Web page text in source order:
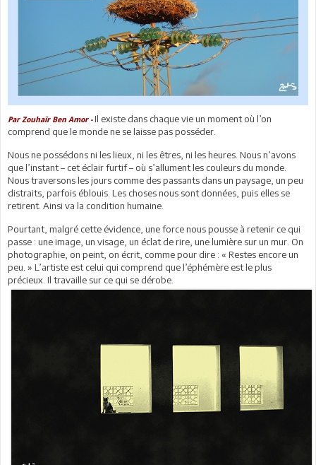
Par Zouhaïr Ben Amor -Il existe dans chaque vie un moment où l’on
comprend que le monde ne se laisse pas posséder.
Nous ne possédons ni les lieux, ni les êtres, ni les heures. Nous n’avons
que l’instant – cet éclair furtif – où s’allument les couleurs du monde.
Nous traversons les jours comme des passants dans un paysage, un peu
distraits, parfois éblouis. Les choses nous sont données, puis elles se
retirent. Ainsi va la condition humaine.
Pourtant, malgré cette évidence, une force nous pousse à retenir ce qui
passe : une image, un visage, un éclat de rire, une lumière sur un mur. On
photographie, on peint, on écrit, comme pour dire : « Restes encore un
peu. » L’artiste est celui qui comprend que l’éphémère est le plus
précieux. Il travaille sur ce qui se dérobe.